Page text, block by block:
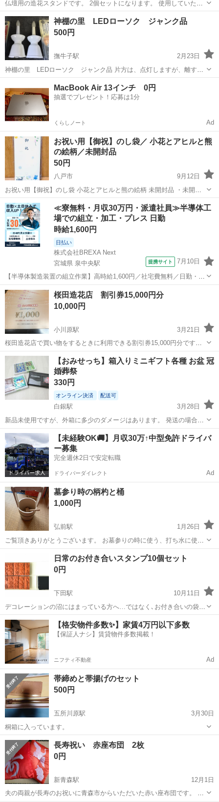
仏壇用の造花スタンドです。 2個セットになります。 使用していたも
のなので多少の使用感ありますが、状態は、とても綺麗なのでまだま
だ使える状態です。 引き取りに来ていただける方お願いします。 よろ
しくお願い致します。 ...
青森 五所川原市 五所川原駅 冠婚葬祭
神棚の里 LEDローソク ジャンク品
500円
撫牛子駅
2月23日
神棚の里 LEDローソク ジャンク品 片方は、点灯しますが、離すと
消えてしまいます。もう一方は、点灯しません。
冠婚葬祭 神棚
MacBook Air 13インチ 0円
抽選でプレゼント！応募は1分
くらしノート Ad
お祝い用【御祝】のし袋／ 小花とアヒルと熊
の絵柄／未開封品
50円
八戸市
9月12日
お祝い用【御祝】のし袋 小花とアヒルと熊の絵柄 未開封品 ・未開封
１枚入 内袋付き ・ ¥242の値札シール付き 👛最終価格 ⚠️お取引場所
と時間帯は、必ず当方プロフ記載内容をご確認の上 ご希望日時な...
青森 八戸市 冠婚葬祭 のし袋
≪寮無料・月収30万円・派遣社員≫半導体工
場での組立・加工・プレス 日勤
時給1,600円
日払い
株式会社BREXA Next
宮城県 泉中央駅
提携サイト 7月10日
【半導体製造装置の組立作業】高時給1,600円／社宅費無料／日勤・土
日休み／20～40代の男女活躍中！ 人気の工場のお仕事 ◇半導体製造
装置の製造◇ 【半導体製造装置を組立て】 ・ドライバー、レンチ等を
使用してのビス止め...
宮城 泉中央駅 その他
桜田造花店 割引券15,000円分
10,000円
小川原駅
3月21日
桜田造花店で買い物をするときに利用できる割引券15,000円分です。
(1,000円分×15枚) 一回の買い物につき1枚のみの利用が可能ですが、使
用期限はないためお得かと思います。 桜田造花店で買い物をする機会
が多い方、い...
青森 十和田市 冠婚葬祭 造花
【おみせっち】箱入りミニギフト各種 お盆 冠
婚葬祭
330円
オンライン決済 配送可
白銀駅
3月28日
新品未使用ですが、外箱に多少のダメージはあります。 発送の場合
は、クリックポストになります。
青森 八戸市 白銀駅 冠婚葬祭
【未経験OK🚚】月収30万↑中型免許ドライバ
ー募集
完全週休2日で安定転職
ドライバーダイレクト Ad
墓参り時の柄杓と桶
1,000円
弘前駅
1月26日
ご覧頂きありがとうございます。 お墓参りの時に使う、打ち水に使う
等の桶と柄杓です。 使ったかもしれませんが、1、2回程度です。プラ
スチック製となっております。
弘前市 弘前駅 冠婚葬祭
日常のお付き合いスタンプ10個セット
0円
下田駅
10月11日
デコレーションの沼にはまっている方へ…ではなく､お付き合いの袋
や､のし紙用スタンプ､使用済みです 文字の本体にアダプターを付けて
使います 御中元 御歳暮 御年賀 記念品 寸志 御祝 御祝儀 御餞別 御見
舞 御香奠(御香典の...
青森 上北郡 下田駅 冠婚葬祭 スタンプ
【格安物件多数✨】家賃4万円以下多数
【保証人ナシ】賃貸物件多数掲載！
ニフティ不動産 Ad
帯締めと帯揚げのセット
500円
五所川原駅
3月30日
桐箱に入っています。
青森 五所川原市 五所川原駅 冠婚葬祭
長寿祝い 赤座布団 2枚
0円
新青森駅
12月1日
夫の両親が長寿のお祝いに青森市からいただいた赤い座布団です。 今